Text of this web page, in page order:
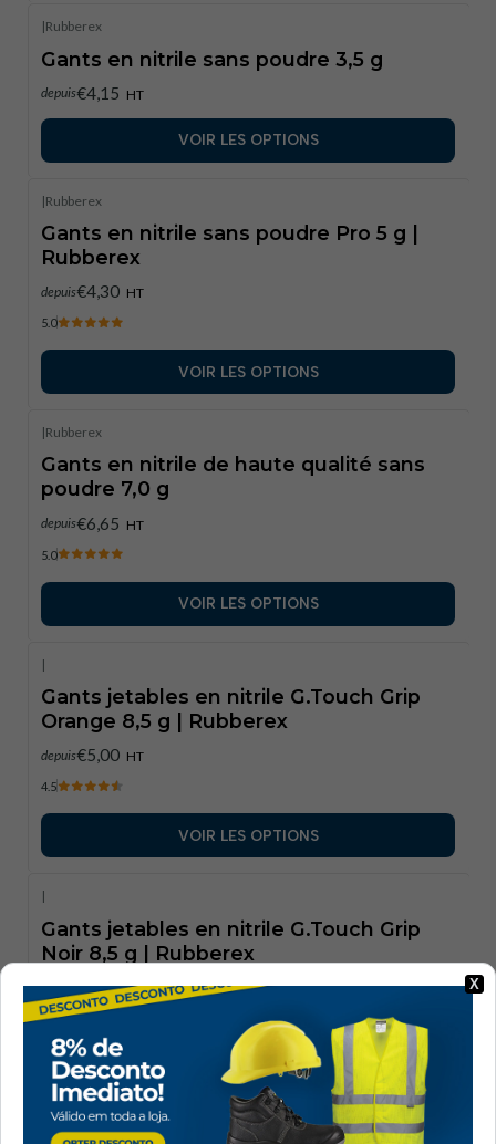
|Rubberex
Gants en nitrile sans poudre 3,5 g
depuis€4,15 HT
VOIR LES OPTIONS
|Rubberex
Gants en nitrile sans poudre Pro 5 g |
Rubberex
depuis€4,30 HT
5.0
VOIR LES OPTIONS
|Rubberex
Gants en nitrile de haute qualité sans
poudre 7,0 g
depuis€6,65 HT
5.0
VOIR LES OPTIONS
|
Gants jetables en nitrile G.Touch Grip
Orange 8,5 g | Rubberex
depuis€5,00 HT
4.5
VOIR LES OPTIONS
|
Gants jetables en nitrile G.Touch Grip
Noir 8,5 g | Rubberex
depuis€5,00 HT
VOIR LES OPTIONS
X